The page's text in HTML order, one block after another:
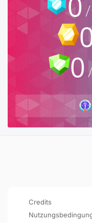
0
Credits